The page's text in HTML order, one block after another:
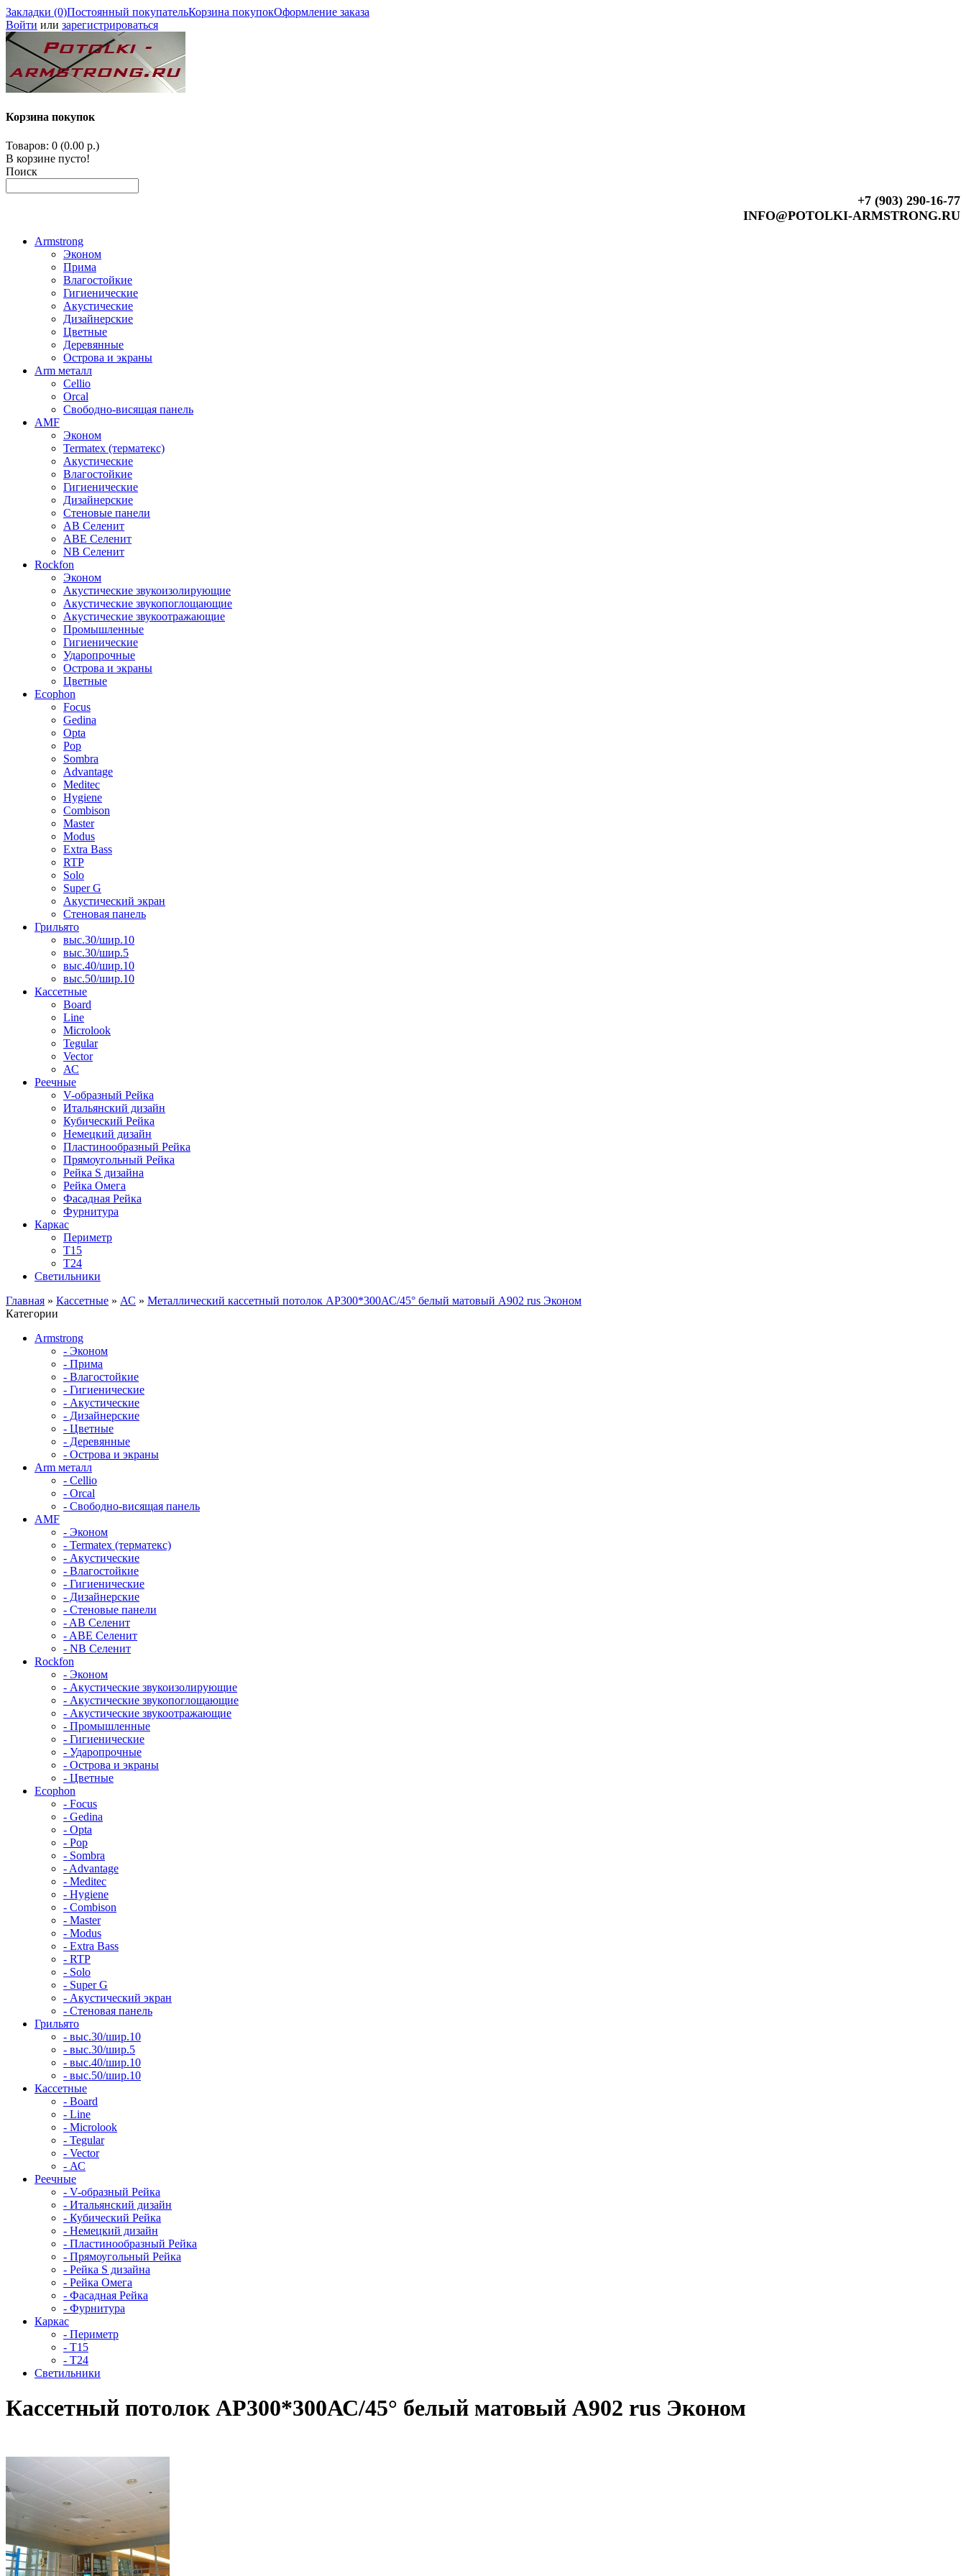
Закладки (0)Постоянный покупательКорзина покупокОформление заказа
Войти или зарегистрироваться
Корзина покупок
Товаров: 0 (0.00 р.)
В корзине пусто!
Поиск
+7 (903) 290-16-77
INFO@POTOLKI-ARMSTRONG.RU
Armstrong
Эконом
Прима
Влагостойкие
Гигиенические
Акустические
Дизайнерские
Цветные
Деревянные
Острова и экраны
Arm металл
Cellio
Orcal
Свободно-висящая панель
AMF
Эконом
Termatex (терматекс)
Акустические
Влагостойкие
Гигиенические
Дизайнерские
Стеновые панели
AB Селенит
ABE Селенит
NB Селенит
Rockfon
Эконом
Акустические звукоизолирующие
Акустические звукопоглощающие
Акустические звукоотражающие
Промышленные
Гигиенические
Ударопрочные
Острова и экраны
Цветные
Ecophon
Focus
Gedina
Opta
Pop
Sombra
Advantage
Meditec
Hygiene
Combison
Master
Modus
Extra Bass
RTP
Solo
Super G
Акустический экран
Стеновая панель
Грильято
выс.30/шир.10
выс.30/шир.5
выс.40/шир.10
выс.50/шир.10
Кассетные
Board
Line
Microlook
Tegular
Vector
АС
Реечные
V-образный Рейка
Итальянский дизайн
Кубический Рейка
Немецкий дизайн
Пластинообразный Рейка
Прямоугольный Рейка
Рейка S дизайна
Рейка Омега
Фасадная Рейка
Фурнитура
Каркас
Периметр
Т15
Т24
Светильники
Главная » Кассетные » АС » Металлический кассетный потолок AP300*300АС/45° белый матовый А902 rus Эконом
Категории
Armstrong
- Эконом
- Прима
- Влагостойкие
- Гигиенические
- Акустические
- Дизайнерские
- Цветные
- Деревянные
- Острова и экраны
Arm металл
- Cellio
- Orcal
- Свободно-висящая панель
AMF
- Эконом
- Termatex (терматекс)
- Акустические
- Влагостойкие
- Гигиенические
- Дизайнерские
- Стеновые панели
- AB Селенит
- ABE Селенит
- NB Селенит
Rockfon
- Эконом
- Акустические звукоизолирующие
- Акустические звукопоглощающие
- Акустические звукоотражающие
- Промышленные
- Гигиенические
- Ударопрочные
- Острова и экраны
- Цветные
Ecophon
- Focus
- Gedina
- Opta
- Pop
- Sombra
- Advantage
- Meditec
- Hygiene
- Combison
- Master
- Modus
- Extra Bass
- RTP
- Solo
- Super G
- Акустический экран
- Стеновая панель
Грильято
- выс.30/шир.10
- выс.30/шир.5
- выс.40/шир.10
- выс.50/шир.10
Кассетные
- Board
- Line
- Microlook
- Tegular
- Vector
- АС
Реечные
- V-образный Рейка
- Итальянский дизайн
- Кубический Рейка
- Немецкий дизайн
- Пластинообразный Рейка
- Прямоугольный Рейка
- Рейка S дизайна
- Рейка Омега
- Фасадная Рейка
- Фурнитура
Каркас
- Периметр
- Т15
- Т24
Светильники
Кассетный потолок AP300*300АС/45° белый матовый А902 rus Эконом